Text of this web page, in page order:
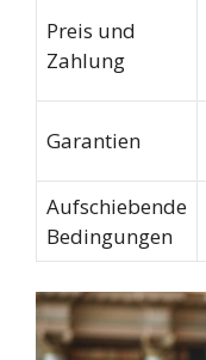
Preis und
Zahlung
Garantien
Aufschiebende
Bedingungen